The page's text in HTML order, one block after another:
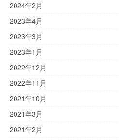
2024年2月
2023年4月
2023年3月
2023年1月
2022年12月
2022年11月
2021年10月
2021年3月
2021年2月